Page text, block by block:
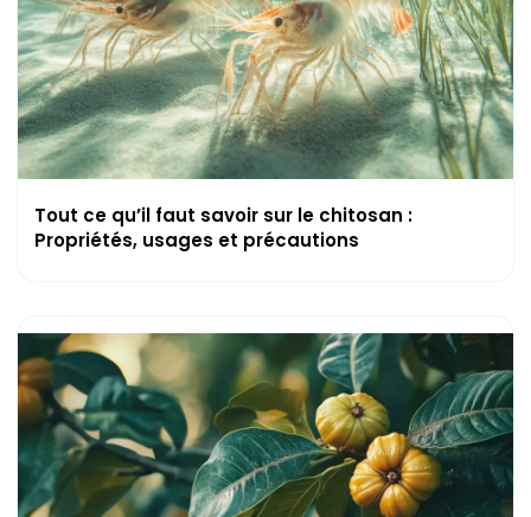
Tout ce qu’il faut savoir sur le chitosan :
Propriétés, usages et précautions